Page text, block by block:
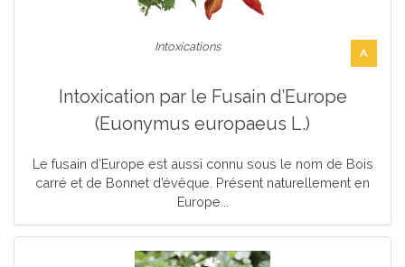
A
Intoxications
Intoxication par le Fusain d’Europe
(Euonymus europaeus L.)
Le fusain d’Europe est aussi connu sous le nom de Bois
carré et de Bonnet d’évêque. Présent naturellement en
Europe...